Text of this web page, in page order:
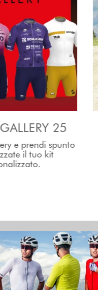
25
e prendi spunto
il tuo kit